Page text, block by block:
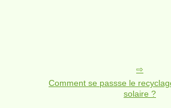
Comment se passse le
solaire ?